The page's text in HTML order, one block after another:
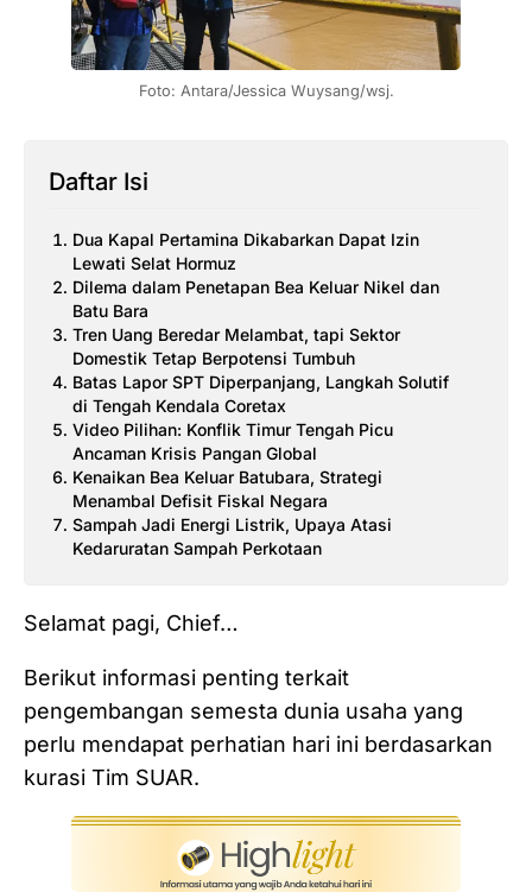
Foto: Antara/Jessica Wuysang/wsj.
Daftar Isi
Dua Kapal Pertamina Dikabarkan Dapat Izin
Lewati Selat Hormuz
Dilema dalam Penetapan Bea Keluar Nikel dan
Batu Bara
Tren Uang Beredar Melambat, tapi Sektor
Domestik Tetap Berpotensi Tumbuh
Batas Lapor SPT Diperpanjang, Langkah Solutif
di Tengah Kendala Coretax
Video Pilihan: Konflik Timur Tengah Picu
Ancaman Krisis Pangan Global
Kenaikan Bea Keluar Batubara, Strategi
Menambal Defisit Fiskal Negara
Sampah Jadi Energi Listrik, Upaya Atasi
Kedaruratan Sampah Perkotaan
Selamat pagi, Chief…
Berikut informasi penting terkait
pengembangan semesta dunia usaha yang
perlu mendapat perhatian hari ini berdasarkan
kurasi Tim SUAR.